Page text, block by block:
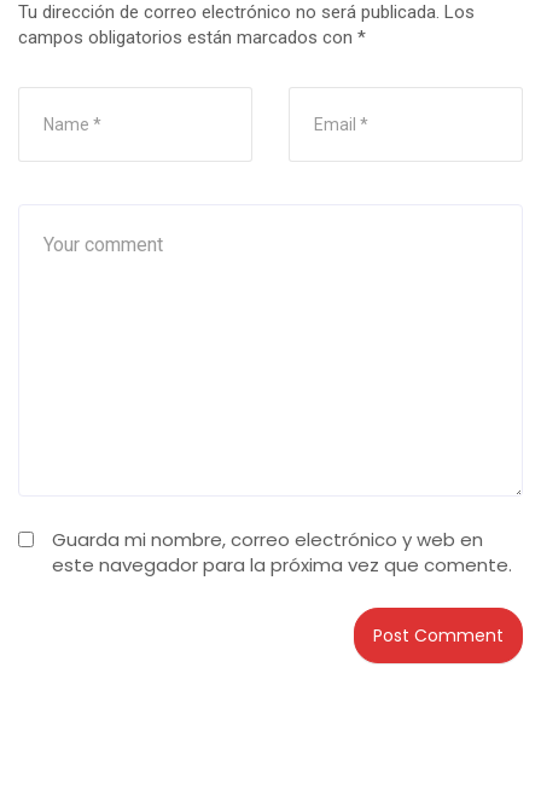
Tu dirección de correo electrónico no será publicada. Los
campos obligatorios están marcados con *
Guarda mi nombre, correo electrónico y web en
este navegador para la próxima vez que comente.